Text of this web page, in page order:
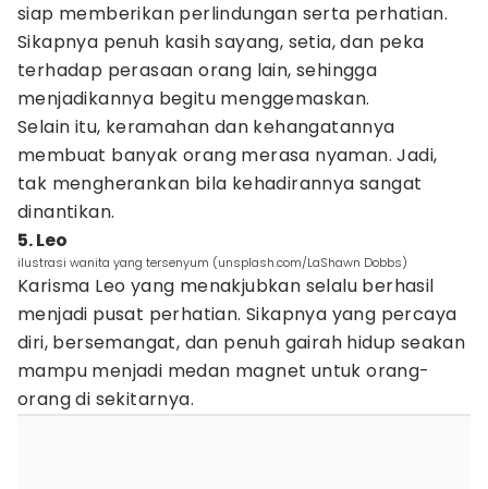
siap memberikan perlindungan serta perhatian.
Sikapnya penuh kasih sayang, setia, dan peka
terhadap perasaan orang lain, sehingga
menjadikannya begitu menggemaskan.
Selain itu, keramahan dan kehangatannya
membuat banyak orang merasa nyaman. Jadi,
tak mengherankan bila kehadirannya sangat
dinantikan.
5. Leo
ilustrasi wanita yang tersenyum (unsplash.com/LaShawn Dobbs)
Karisma Leo yang menakjubkan selalu berhasil
menjadi pusat perhatian. Sikapnya yang percaya
diri, bersemangat, dan penuh gairah hidup seakan
mampu menjadi medan magnet untuk orang-
orang di sekitarnya.